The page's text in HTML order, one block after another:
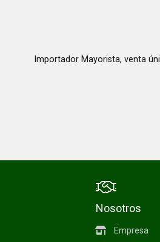
Importador Mayorista, venta
Nosotros
Empresa